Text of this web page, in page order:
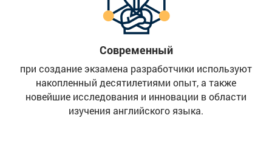
Современный
при создание экзамена разработчики используют
накопленный десятилетиями опыт, а также
новейшие исследования и инновации в области
изучения английского языка.